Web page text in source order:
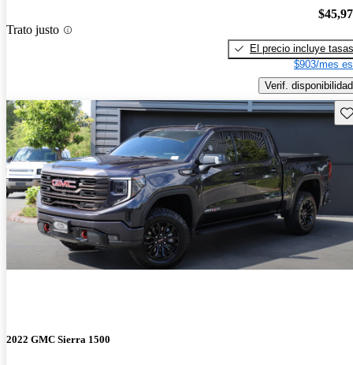
Trato justo
El precio incluye tasas
$903/mes
Verif. disponibilidad
2022 GMC Sierra 1500